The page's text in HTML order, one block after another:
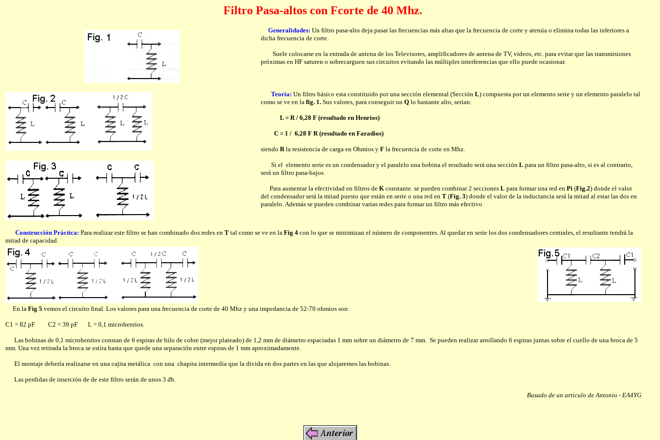
Filtro Pasa-altos con Fcorte de 40 Mhz.
Generalidades: Un filtro pasa-alto deja pasar las frecuencias más altas que la frecuencia de corte y atenúa o elimina todas las inferiores a
dicha frecuencia de corte.
Suele colocarse en la entrada de antena de los Televisores, amplificadores de antena de TV, videos, etc. para evitar que las transmisiones
próximas en HF saturen o sobrecarguen sus circuitos evitando las múltiples interferencias que ello puede ocasionar.
Teoría: Un filtro básico esta constituido por una sección elemental (Sección L) compuesta por un elemento serie y un elemento paralelo tal
como se ve en la fig. 1. Sus valores, para conseguir un Q lo bastante alto, serian:
L = R / 6,28 F (resultado en Henrios)
C = 1 / 6,28 F R (resultado en Faradios)
siendo Rla resistencia de carga en Ohmios y F la frecuencia de corte en Mhz.
Si el elemento serie es un condensador y el paralelo una bobina el resultado será una sección L para un filtro pasa-alto, si es al contrario,
será un filtro pasa-bajos.
Para aumentar la efectividad en filtros de K constante. se pueden combinar 2 secciones L para formar una red en Pi (Fig.2) donde el valor
del condensador será la mitad puesto que están en serie o una red en T (Fig. 3) donde el valor de la inductancia será la mitad al estar las dos en
paralelo. Además se pueden combinar varias redes para formar un filtro más efectivo.
Construcción Práctica: Para realizar este filtro se han combinado dos redes en T tal como se ve en la Fig 4 con lo que se minimizan el número de componentes. Al quedar en serie los dos condensadores centrales, el resultante tendrá la
mitad de capacidad.
En la Fig 5 vemos el circuito final. Los valores para una frecuencia de corte de 40 Mhz y una impedancia de 52-70 ohmios son:
C1 = 82 pF C2 = 39 pF L = 0,1 microhenrios.
Las bobinas de 0,1 microhenrios constan de 6 espiras de hilo de cobre (mejor plateado) de 1,2 mm de diámetro espaciadas 1 mm sobre un diámetro de 7 mm. Se pueden realizar arrollando 6 espiras juntas sobre el cuello de una broca de 5
mm. Una vez retirada la broca se estira hasta que quede una separación entre espiras de 1 mm aproximadamente.
El montaje debería realizarse en una cajita metálica con una chapita intermedia que la divida en dos partes en las que alojaremos las bobinas.
Las perdidas de inserción de de este filtro serán de unos 3 db.
Basado de un articulo de Antonio - EA4YG